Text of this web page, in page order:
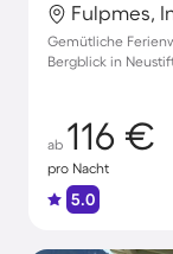
Fulpmes,
Gemütliche
Bergblick in
ab 116 €
pro Nacht
5.0